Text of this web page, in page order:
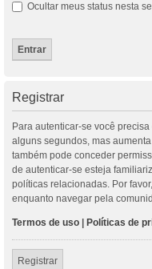
Ocultar meus status nesta
Registrar
Para autenticar-se você
alguns segundos, mas
também pode conceder
de autenticar-se esteja
políticas relacionadas. Por
enquanto navegar pela
Termos de uso Políticas de
Registrar